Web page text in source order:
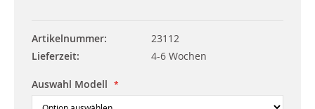
Artikelnummer
23112
Lieferzeit
4-6 Wochen
Auswahl Modell